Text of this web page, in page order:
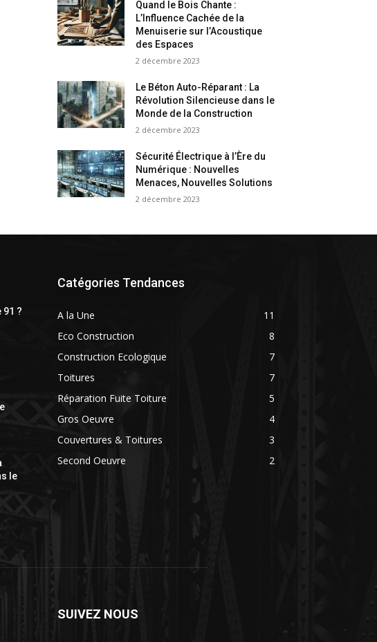
Quand le Bois Chante :
L’Influence Cachée de la
Menuiserie sur l’Acoustique
des Espaces
2 décembre 2023
Le Béton Auto-Réparant : La
Révolution Silencieuse dans le
Monde de la Construction
2 décembre 2023
Sécurité Électrique à l’Ère du
Numérique : Nouvelles
Menaces, Nouvelles Solutions
2 décembre 2023
91 ?
le
Catégories Tendances
A la Une
11
Eco Construction
8
Construction Ecologique
7
Toitures
7
Réparation Fuite Toiture
5
Gros Oeuvre
4
Couvertures & Toitures
3
Second Oeuvre
2
SUIVEZ NOUS